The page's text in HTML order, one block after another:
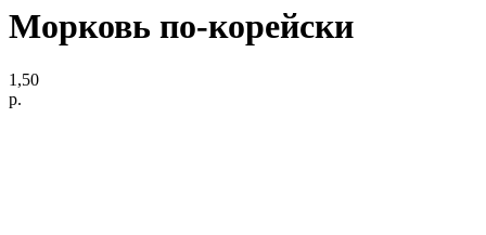
Морковь по-корейски
1,50
р.